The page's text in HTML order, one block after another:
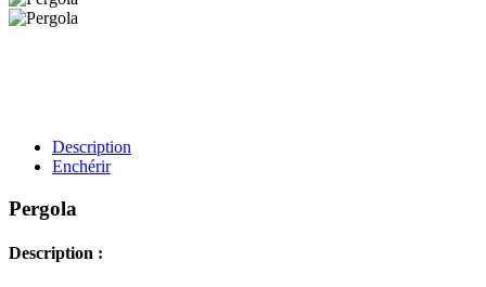
Description
Enchérir
Pergola
Description :